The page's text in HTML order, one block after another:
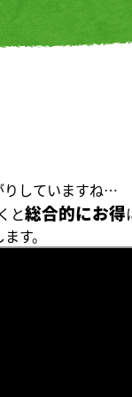
りしていますね…
と総合的にお得
す。